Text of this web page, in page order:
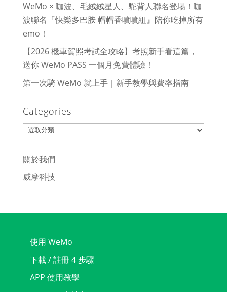
WeMo × 咖波、毛絨絨星人、駝背人聯名登場！咖
波聯名『快樂多巴胺 帽帽香噴噴組』陪你吃掉所有
emo！
【2026 機車駕照考試全攻略】考照新手看這篇，
送你 WeMo PASS 一個月免費體驗！
第一次騎 WeMo 就上手｜新手教學與費率指南
Categories
Categories
關於我們
威摩科技
使用 WeMo
下載 / 註冊 4 步驟
APP 使用教學